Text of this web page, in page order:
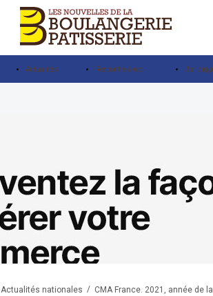
Actualités Rencontre avec…
Actualités nationales / CMA France. 2021, année de